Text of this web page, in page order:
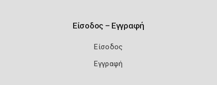
Είσοδος – Εγγραφή
Είσοδος
Εγγραφή